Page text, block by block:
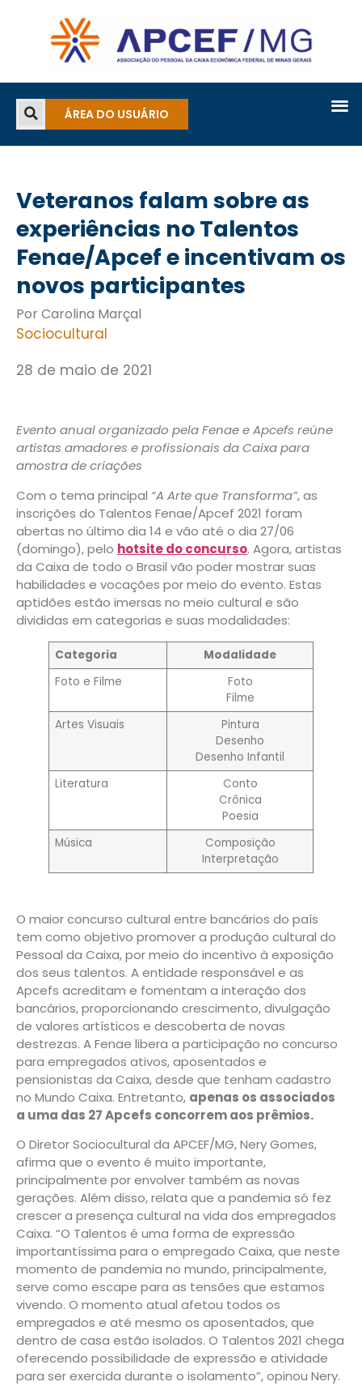
ÁREA DO USUÁRIO
Veteranos falam sobre as
experiências no Talentos
Fenae/Apcef e incentivam os
novos participantes
Por Carolina Marçal
Sociocultural
28 de maio de 2021
Evento anual organizado pela Fenae e Apcefs reúne
artistas amadores e profissionais da Caixa para
amostra de criações
Com o tema principal “A Arte que Transforma”, as
inscrições do Talentos Fenae/Apcef 2021 foram
abertas no último dia 14 e vão até o dia 27/06
(domingo), pelo hotsite do concurso. Agora, artistas
da Caixa de todo o Brasil vão poder mostrar suas
habilidades e vocações por meio do evento. Estas
aptidões estão imersas no meio cultural e são
divididas em categorias e suas modalidades:
Categoria
Modalidade
Foto e Filme
Foto
Filme
Artes Visuais
Pintura
Desenho
Desenho Infantil
Literatura
Conto
Crônica
Poesia
Música
Composição
Interpretação
O maior concurso cultural entre bancários do país
tem como objetivo promover a produção cultural do
Pessoal da Caixa, por meio do incentivo à exposição
dos seus talentos. A entidade responsável e as
Apcefs acreditam e fomentam a interação dos
bancários, proporcionando crescimento, divulgação
de valores artísticos e descoberta de novas
destrezas. A Fenae libera a participação no concurso
para empregados ativos, aposentados e
pensionistas da Caixa, desde que tenham cadastro
no Mundo Caixa. Entretanto, apenas os associados
a uma das 27 Apcefs concorrem aos prêmios.
O Diretor Sociocultural da APCEF/MG, Nery Gomes,
afirma que o evento é muito importante,
principalmente por envolver também as novas
gerações. Além disso, relata que a pandemia só fez
crescer a presença cultural na vida dos empregados
Caixa. “O Talentos é uma forma de expressão
importantíssima para o empregado Caixa, que neste
momento de pandemia no mundo, principalmente,
serve como escape para as tensões que estamos
vivendo. O momento atual afetou todos os
empregados e até mesmo os aposentados, que
dentro de casa estão isolados. O Talentos 2021 chega
oferecendo possibilidade de expressão e atividade
para ser exercida durante o isolamento”, opinou Nery.